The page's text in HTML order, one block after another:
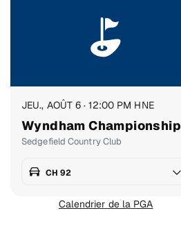
JEU., AOÛT 6 · 12:00 PM HNE
Wyndham Championship
Sedgefield Country Club
CH 92
Calendrier de la PGA